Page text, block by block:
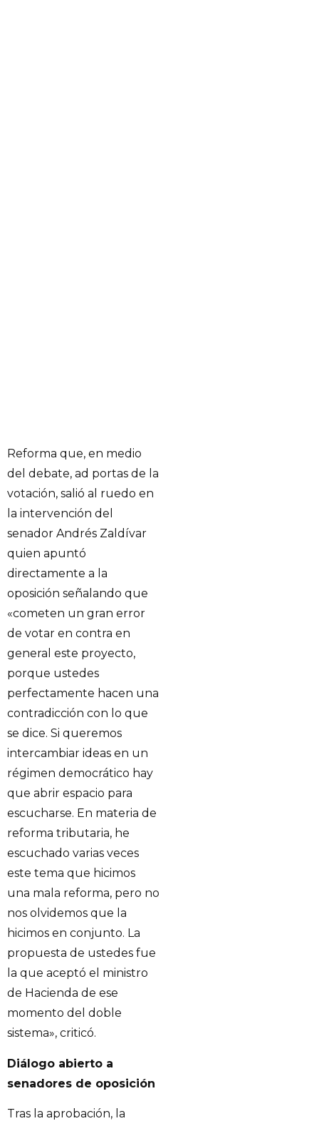
Reforma que, en medio
del debate, ad portas de la
votación, salió al ruedo en
la intervención del
senador Andrés Zaldívar
quien apuntó
directamente a la
oposición señalando que
«cometen un gran error
de votar en contra en
general este proyecto,
porque ustedes
perfectamente hacen una
contradicción con lo que
se dice. Si queremos
intercambiar ideas en un
régimen democrático hay
que abrir espacio para
escucharse. En materia de
reforma tributaria, he
escuchado varias veces
este tema que hicimos
una mala reforma, pero no
nos olvidemos que la
hicimos en conjunto. La
propuesta de ustedes fue
la que aceptó el ministro
de Hacienda de ese
momento del doble
sistema», criticó.
Diálogo abierto a
senadores de oposición
Tras la aprobación, la